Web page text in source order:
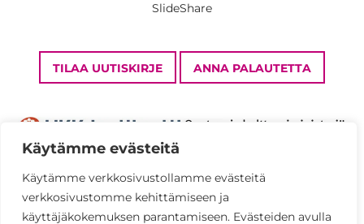
Käytämme evästeitä
Käytämme verkkosivustollamme evästeitä
verkkosivustomme kehittämiseen ja
käyttäjäkokemuksen parantamiseen. Evästeiden avulla
SlideShare
TILAA UUTISKIRJE ANNA PALAUTETTA
Tietosuojaseloste